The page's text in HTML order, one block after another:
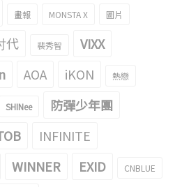
畫報 MONSTA X 圖片
代 裴秀智 VIXX
AOA iKON 熱戀
SHINee 防彈少年團
INFINITE
WINNER EXID CNBLUE